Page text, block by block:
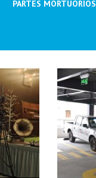
PARTES MORTUORIOS